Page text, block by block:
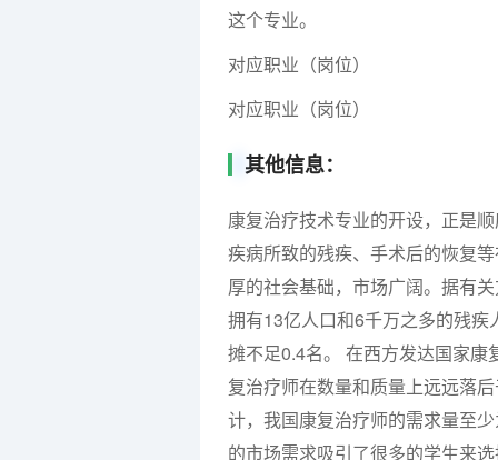
这个专业。
对应职业（岗位）
对应职业（岗位）
其他信息：
康复治疗技术专业的开设，正是
疾病所致的残疾、手术后的恢复
厚的社会基础，市场广阔。据有
拥有13亿人口和6千万之多的残
摊不足0.4名。 在西方发达国家
复治疗师在数量和质量上远远落
计，我国康复治疗师的需求量至
的市场需求吸引了很多的学生来